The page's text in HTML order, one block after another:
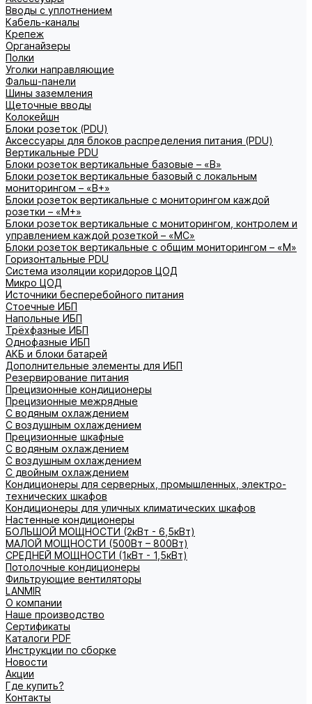
Вводы с уплотнением
Кабель-каналы
Крепеж
Органайзеры
Полки
Уголки направляющие
Фальш-панели
Шины заземления
Щеточные вводы
Колокейшн
Блоки розеток (PDU)
Аксессуары для блоков распределения питания (PDU)
Вертикальные PDU
Блоки розеток вертикальные базовые – «В»
Блоки розеток вертикальные базовый с локальным
мониторингом – «В+»
Блоки розеток вертикальные с мониторингом каждой
розетки – «М+»
Блоки розеток вертикальные с мониторингом, контролем и
управлением каждой розеткой – «МС»
Блоки розеток вертикальные с общим мониторингом – «М»
Горизонтальные PDU
Система изоляции коридоров ЦОД
Микро ЦОД
Источники бесперебойного питания
Стоечные ИБП
Напольные ИБП
Трёхфазные ИБП
Однофазные ИБП
АКБ и блоки батарей
Дополнительные элементы для ИБП
Резервирование питания
Прецизионные кондиционеры
Прецизионные межрядные
С водяным охлаждением
С воздушным охлаждением
Прецизионные шкафные
С водяным охлаждением
С воздушным охлаждением
С двойным охлаждением
Кондиционеры для серверных, промышленных, электро-
технических шкафов
Кондиционеры для уличных климатических шкафов
Настенные кондиционеры
БОЛЬШОЙ МОЩНОСТИ (2кВт - 6,5кВт)
МАЛОЙ МОЩНОСТИ (500Вт – 800Вт)
СРЕДНЕЙ МОЩНОСТИ (1кВт - 1,5кВт)
Потолочные кондиционеры
Фильтрующие вентиляторы
LANMIR
О компании
Наше производство
Сертификаты
Каталоги PDF
Инструкции по сборке
Новости
Акции
Где купить?
Контакты